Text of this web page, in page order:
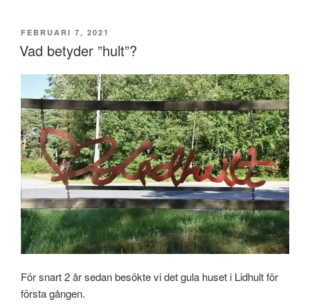
PUBLICERAT
FEBRUARI 7, 2021
Vad betyder ”hult”?
För snart 2 år sedan besökte vi det gula huset i Lidhult för
första gången.